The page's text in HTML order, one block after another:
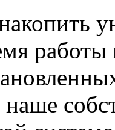
наше